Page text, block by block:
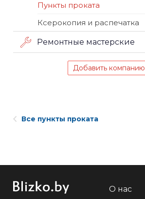
Пункты проката
Ксерокопия и распечатка
Ремонтные мастерские
Добавить компанию
Все пункты проката
О нас